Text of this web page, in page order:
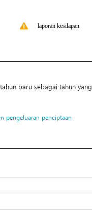
laporan kesilapan
baru sebagai tahun yang
pengeluaran penciptaan